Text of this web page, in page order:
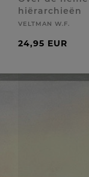
hiërarchieën
VELTMAN W.F.
24,95 EUR